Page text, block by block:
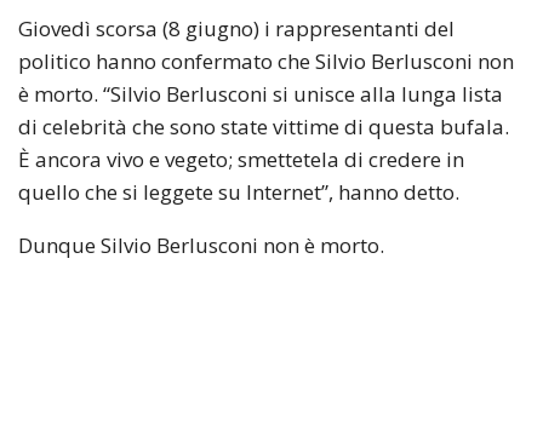
Giovedì scorsa (8 giugno) i rappresentanti del
politico hanno confermato che Silvio Berlusconi non
è morto. “Silvio Berlusconi si unisce alla lunga lista
di celebrità che sono state vittime di questa bufala.
È ancora vivo e vegeto; smettetela di credere in
quello che si leggete su Internet”, hanno detto.
Dunque Silvio Berlusconi non è morto.